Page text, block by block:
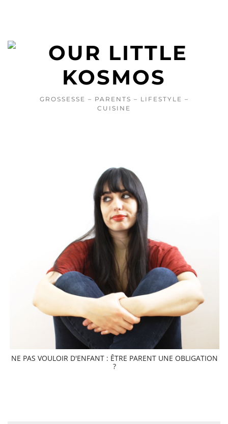
GROSSESSE – PARENTS – LIFESTYLE –
CUISINE
NE PAS VOULOIR D'ENFANT : ÊTRE PARENT UNE OBLIGATION
?